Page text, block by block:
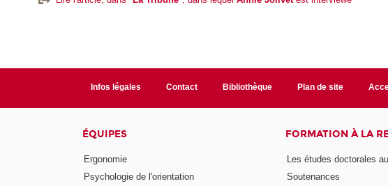
Infos légales Contact Bibliothèque Plan de site
ÉQUIPES
Ergonomie
Psychologie de l'orientation
FORMATION À LA
Les études doctorales
Soutenances